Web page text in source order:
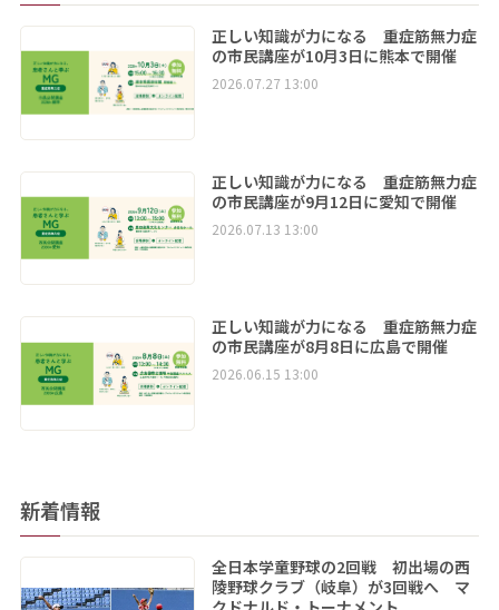
正しい知識が力になる 重症筋無力症
の市民講座が10月3日に熊本で開催
2026.07.27 13:00
正しい知識が力になる 重症筋無力症
の市民講座が9月12日に愛知で開催
2026.07.13 13:00
正しい知識が力になる 重症筋無力症
の市民講座が8月8日に広島で開催
2026.06.15 13:00
新着情報
全日本学童野球の2回戦 初出場の西
陵野球クラブ（岐阜）が3回戦へ マ